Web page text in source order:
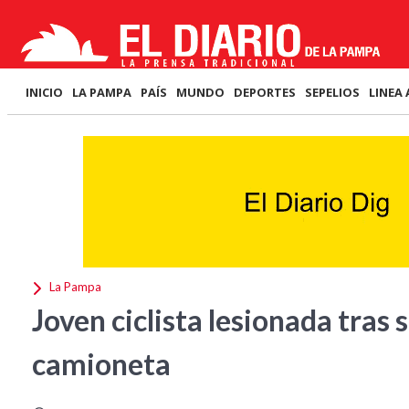
INICIO LA PAMPA PAÍS MUNDO DEPORTES SEPELIOS LINEA
La Pampa
Joven ciclista lesionada tras
camioneta